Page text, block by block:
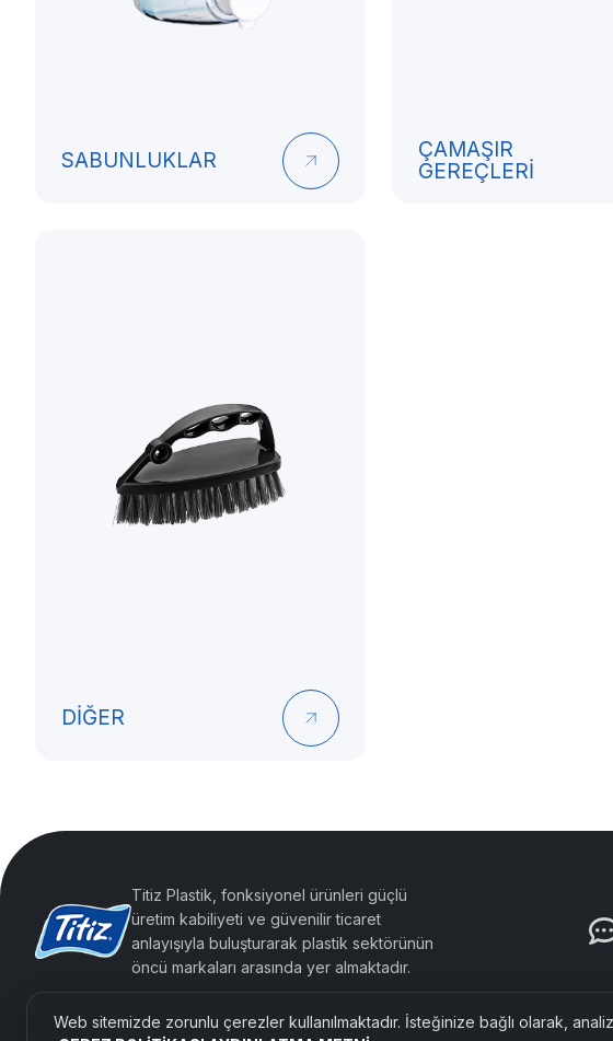
SABUNLUKLAR
ÇAMAŞIR
GEREÇLERİ
DİĞER
Titiz Plastik, fonksiyonel ürünleri güçlü
üretim kabiliyeti ve güvenilir ticaret
anlayışıyla buluşturarak plastik sektörünün
öncü markaları arasında yer almaktadır.
Web sitemizde zorunlu çerezler kullanılmaktadır. İsteğinize bağlı olarak,